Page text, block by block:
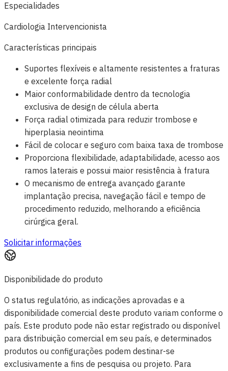
Especialidades
Cardiologia Intervencionista
Características principais
Suportes flexíveis e altamente resistentes a fraturas
e excelente força radial
Maior conformabilidade dentro da tecnologia
exclusiva de design de célula aberta
Força radial otimizada para reduzir trombose e
hiperplasia neointima
Fácil de colocar e seguro com baixa taxa de trombose
Proporciona flexibilidade, adaptabilidade, acesso aos
ramos laterais e possui maior resistência à fratura
O mecanismo de entrega avançado garante
implantação precisa, navegação fácil e tempo de
procedimento reduzido, melhorando a eficiência
cirúrgica geral.
Solicitar informações
Disponibilidade do produto
O status regulatório, as indicações aprovadas e a
disponibilidade comercial deste produto variam conforme o
país. Este produto pode não estar registrado ou disponível
para distribuição comercial em seu país, e determinados
produtos ou configurações podem destinar-se
exclusivamente a fins de pesquisa ou projeto. Para